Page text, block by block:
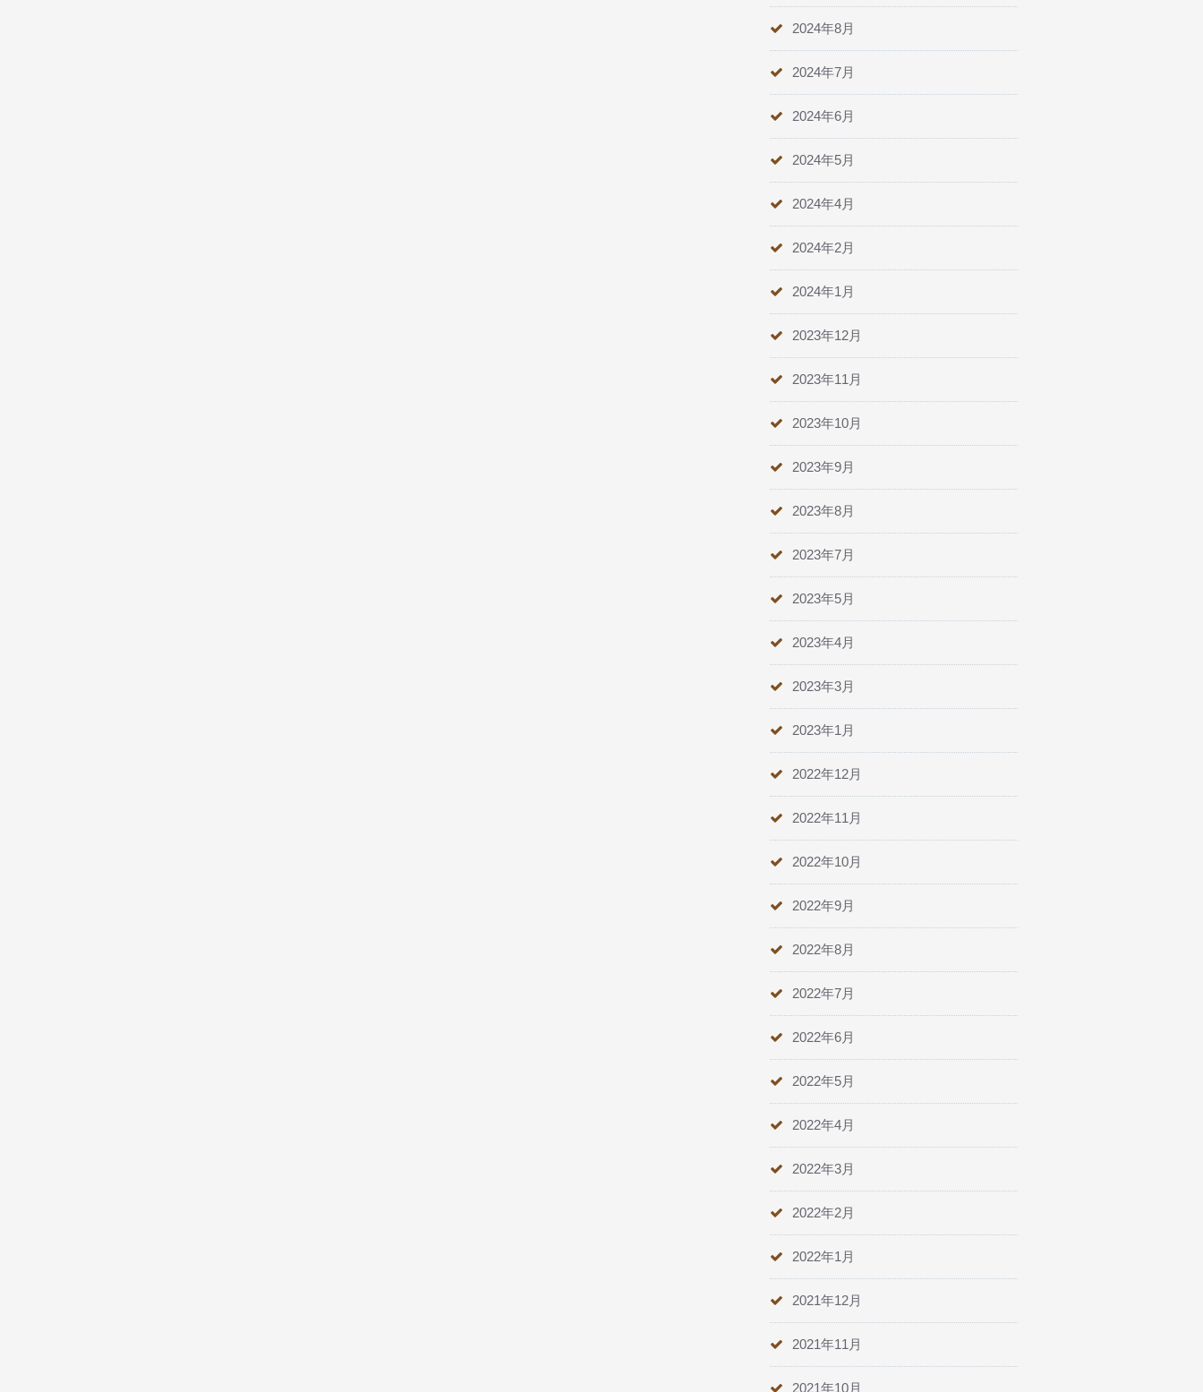
2024年8月
2024年7月
2024年6月
2024年5月
2024年4月
2024年2月
2024年1月
2023年12月
2023年11月
2023年10月
2023年9月
2023年8月
2023年7月
2023年5月
2023年4月
2023年3月
2023年1月
2022年12月
2022年11月
2022年10月
2022年9月
2022年8月
2022年7月
2022年6月
2022年5月
2022年4月
2022年3月
2022年2月
2022年1月
2021年12月
2021年11月
2021年10月